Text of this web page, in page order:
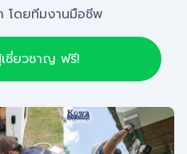
โดยทีมงานมือชีพ
ชี่ยวชาญ ฟรี!